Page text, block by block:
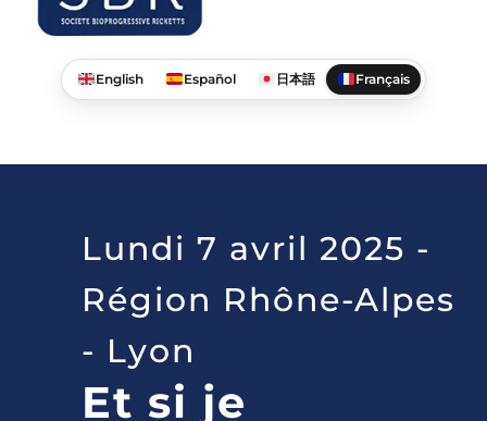
English Español 日本語 Français
Lundi 7 avril 2025 -
Région Rhône-Alpes
- Lyon
Et si je